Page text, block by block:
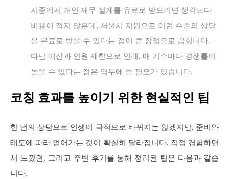
시중에서 개인 재무 설계를 유료로 받으려면 생각보다
비용이 적지 않은데, 서울시 지원으로 이런 수준의 상담
을 무료로 받을 수 있다는 점이 큰 장점으로 꼽힙니다.
다만 예산과 인원 제한으로 인해, 매 기수마다 경쟁률이
높을 수 있다는 점은 염두에 둘 필요가 있습니다.
코칭 효과를 높이기 위한 현실적인 팁
한 번의 상담으로 인생이 극적으로 바뀌지는 않겠지만, 준비와
태도에 따라 얻어가는 것이 확실히 달라집니다. 직접 경험하면
서 느꼈던, 그리고 주변 후기를 통해 정리된 팁은 다음과 같습
니다.